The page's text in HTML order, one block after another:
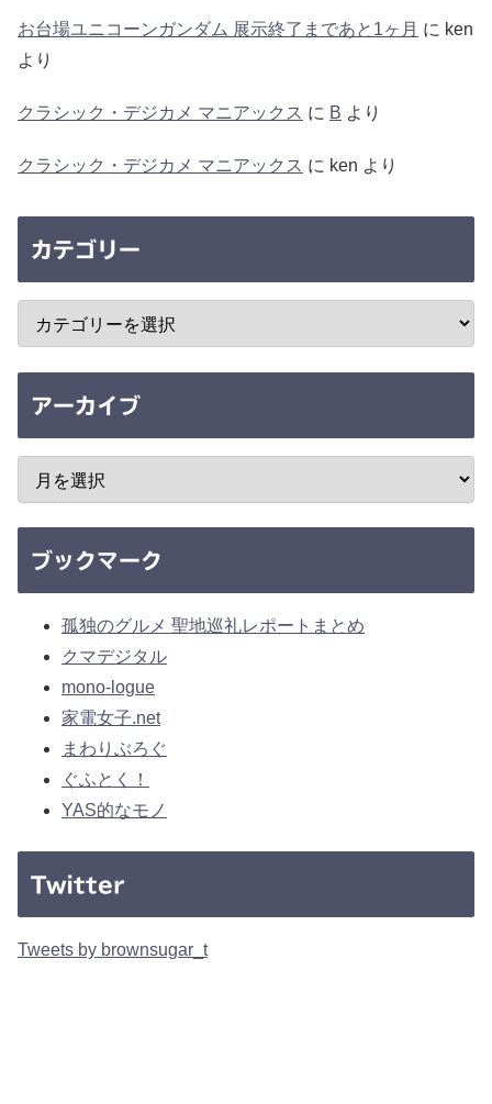
お台場ユニコーンガンダム 展示終了まであと1ヶ月 に ken
より
クラシック・デジカメ マニアックス に B より
クラシック・デジカメ マニアックス に ken より
カテゴリー
アーカイブ
ブックマーク
孤独のグルメ 聖地巡礼レポートまとめ
クマデジタル
mono-logue
家電女子.net
まわりぶろぐ
ぐふとく！
YAS的なモノ
Twitter
Tweets by brownsugar_t